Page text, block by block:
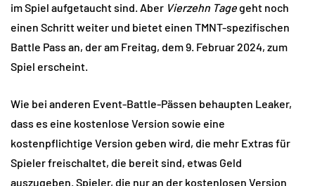
im Spiel aufgetaucht sind. Aber Vierzehn Tagegeht noch
einen Schritt weiter und bietet einen TMNT-spezifischen
Battle Pass an, der am Freitag, dem 9. Februar 2024, zum
Spiel erscheint.
Wie bei anderen Event-Battle-Pässen behaupten Leaker,
dass es eine kostenlose Version sowie eine
kostenpflichtige Version geben wird, die mehr Extras für
Spieler freischaltet, die bereit sind, etwas Geld
auszugeben. Spieler, die nur an der kostenlosen Version